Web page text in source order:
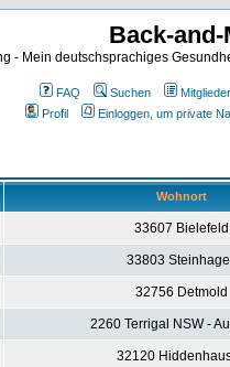
Back-
- Mein deutschsprachiges
FAQ Suchen
Profil
Einloggen, um private
Wohnort
33607 Bielefeld
33803
32756 Detmold
2260 Terrigal NSW -
32120